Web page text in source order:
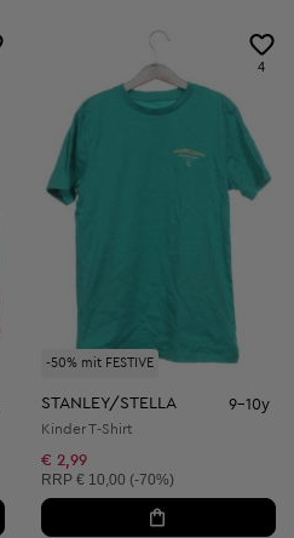
-50% mit FESTIVE
4
STANLEY/STELLA 9-10y
Kinder T-Shirt
€ 2,99
Unverbindliche Preisempfehlung:
RRP € 10,00 (-70%)